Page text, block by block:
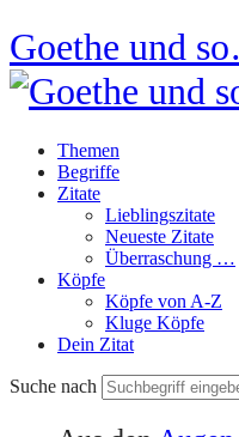
Goethe und
Themen
Begriffe
Zitate
Lieblingszitate
Neueste Zitate
Überraschung …
Köpfe
Köpfe von A-Z
Kluge Köpfe
Dein Zitat
Suche nach